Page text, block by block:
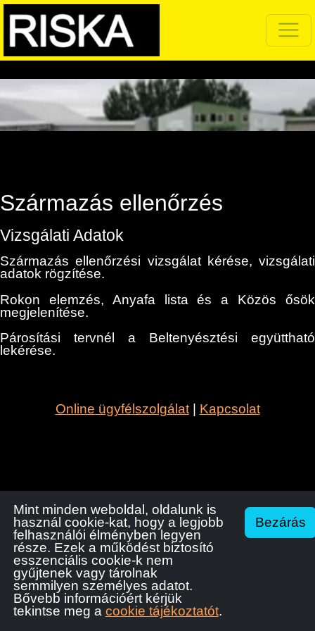
Származás ellenőrzés
Vizsgálati Adatok
Származás ellenőrzési vizsgálat kérése, vizsgálati
adatok rögzítése.
Rokon elemzés, Anyafa lista és a Közös ősök
megjelenítése.
Párosítási tervnél a Beltenyésztési együttható
lekérése.
Online ügyfélszolgálat| Kapcsolat
Mint minden weboldal, oldalunk is
használ cookie-kat, hogy a legjobb
felhasználói élményben legyen
része. Ezek a működést biztosító
esszenciális cookie-k nem
gyűjtenek vagy tárolnak
semmilyen személyes adatot.
Bővebb információért kérjük
tekintse meg a cookie tájékoztatót.
Bezárás
Készült a FlexiPage tartalom kezelő rendszerrel
mail
flexipage.huwww.flexipage.hu
Impresszum